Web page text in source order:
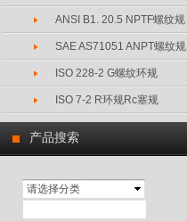
产品搜索
请选择分类
ANSI B1. 20.5 NPTF螺纹规
SAE AS71051 ANPT螺纹规
ISO 228-2 G螺纹环规
ISO 7-2 R环规Rc塞规